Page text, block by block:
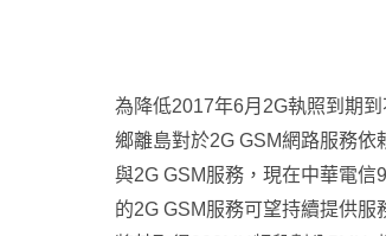
為降低2017年6月2G執照到期
鄉離島對於2G GSM網路服務
與2G GSM服務，現在中華電
的2G GSM服務可望持續提供